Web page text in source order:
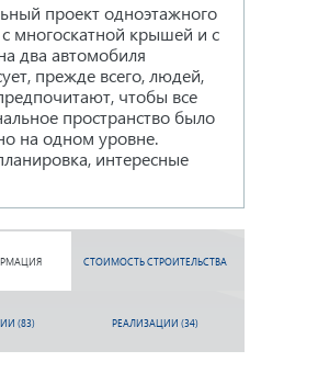
проект одноэтажного
многоскатной крышей и с
два автомобиля
прежде всего, людей,
чтобы все
пространство было
на одном уровне.
интересные
решения и
стильный дизайн – вот
проекта
СТОИМОСТЬ СТРОИТЕЛЬСТВА
(83) РЕАЛИЗАЦИИ (34)